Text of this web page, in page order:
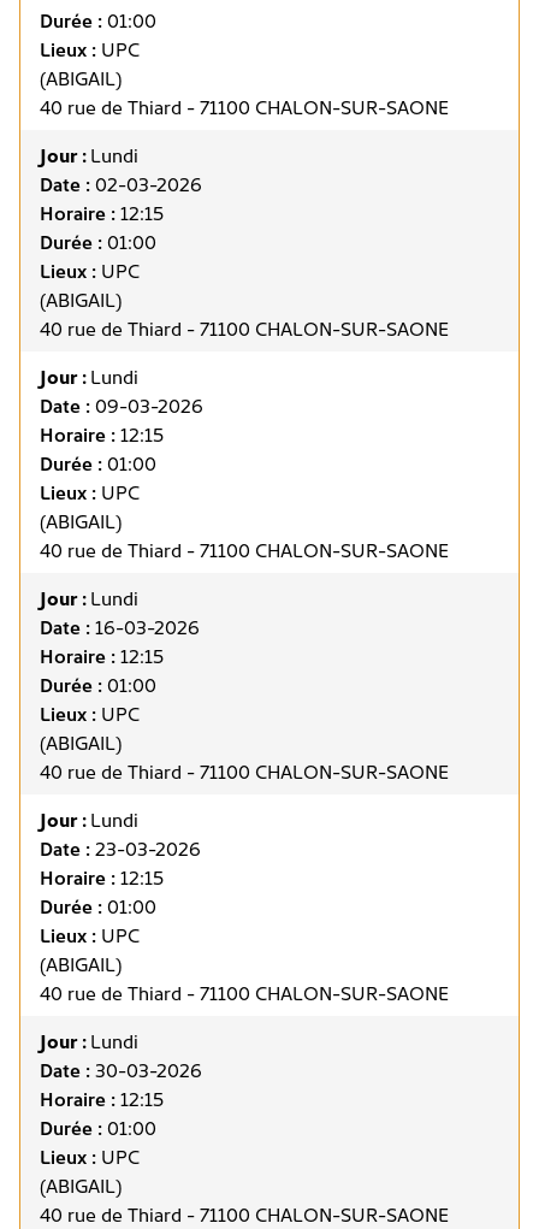
Durée :01:00
Lieux : UPC
(ABIGAIL)
40 rue de Thiard - 71100 CHALON-SUR-SAONE
Jour :Lundi
Date :02-03-2026
Horaire :12:15
Durée :01:00
Lieux : UPC
(ABIGAIL)
40 rue de Thiard - 71100 CHALON-SUR-SAONE
Jour :Lundi
Date :09-03-2026
Horaire :12:15
Durée :01:00
Lieux : UPC
(ABIGAIL)
40 rue de Thiard - 71100 CHALON-SUR-SAONE
Jour :Lundi
Date :16-03-2026
Horaire :12:15
Durée :01:00
Lieux : UPC
(ABIGAIL)
40 rue de Thiard - 71100 CHALON-SUR-SAONE
Jour :Lundi
Date :23-03-2026
Horaire :12:15
Durée :01:00
Lieux : UPC
(ABIGAIL)
40 rue de Thiard - 71100 CHALON-SUR-SAONE
Jour :Lundi
Date :30-03-2026
Horaire :12:15
Durée :01:00
Lieux : UPC
(ABIGAIL)
40 rue de Thiard - 71100 CHALON-SUR-SAONE